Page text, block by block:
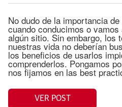
No dudo de la importancia
cuando conducimos o
algún sitio. Sin embargo, los
nuestras vida no deberían
los beneficios de usarlos
comprenderlos. Pongamos
nos fijamos en las best
VER POST